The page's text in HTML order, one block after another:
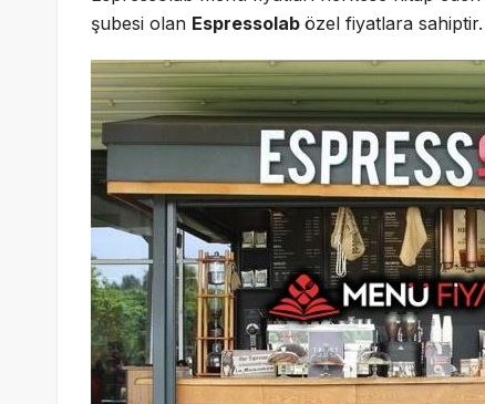
şubesi olan Espressolab özel fiyatlara sahiptir.